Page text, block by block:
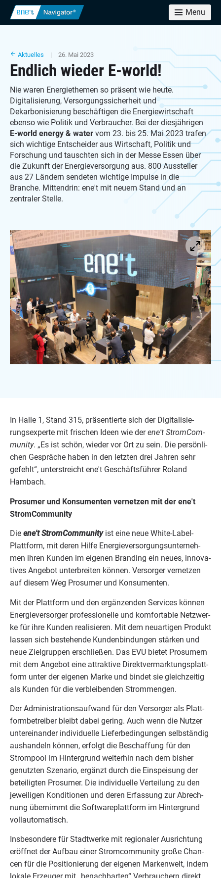
Menu
Aktuelles | 26. Mai 2023
Endlich wieder E-world!
Nie waren Energiethemen so präsent wie heute.
Digitalisierung, Versorgungssicherheit und
Dekarbonisierung beschäftigen die Energiewirtschaft
ebenso wie Politik und Verbraucher. Bei der diesjährigen
E-world energy & water vom 23. bis 25. Mai 2023 trafen
sich wichtige Entscheider aus Wirtschaft, Politik und
Forschung und tauschten sich in der Messe Essen über
die Zukunft der Energieversorgung aus. 800 Aussteller
aus 27 Ländern sendeten wichtige Impulse in die
Branche. Mittendrin: ene't mit neuem Stand und an
zentraler Stelle.
In Hal­le 1 , Stand 315, prä­sen­tier­te sich der Digi­ta­li­sie­
rungs­exper­te mit fri­schen Ideen wie derene't Strom­Com­
mu­ni­ty. „Es ist schön, wie­der vor Ort zu sein. Die per­sön­li­
chen Gesprä­che haben in den letz­ten drei Jah­ren sehr
gefehlt“, unter­streicht ene't Geschäfts­füh­rer Roland
Hambach.
Pro­sumer und Kon­su­men­ten ver­net­zen mit der ene't
StromCommunity
Die ene't Strom­Com­mu­ni­tyist eine neue White-Label-
Platt­form, mit deren Hil­fe Ener­gie­ver­sor­gungs­un­ter­neh­
men ihren Kun­den im eige­nen Bran­ding ein neu­es, inno­va­
ti­ves Ange­bot unter­brei­ten kön­nen. Ver­sor­ger ver­net­zen
auf die­sem Weg Pro­sumer und Konsumenten.
Mit der Platt­form und den ergän­zen­den Ser­vices kön­nen
Ener­gie­ver­sor­ger pro­fes­sio­nel­le und kom­fortable Netz­wer­
ke für ihre Kun­den rea­li­sie­ren. Mit dem neu­ar­ti­gen Pro­dukt
las­sen sich bestehen­de Kun­den­bin­dun­gen stär­ken und
neue Ziel­grup­pen erschlie­ßen. Das EVU bie­tet Pro­sumern
mit dem Ange­bot eine attrak­ti­ve Direkt­ver­mark­tungs­platt­
form unter der eige­nen Mar­ke und bin­det sie gleich­zei­tig
als Kun­den für die ver­blei­ben­den Strommengen.
Der Admi­nis­tra­ti­ons­auf­wand für den Ver­sor­ger als Platt­
form­be­trei­ber bleibt dabei gering. Auch wenn die Nut­zer
unter­ein­an­der indi­vi­du­el­le Lie­fer­be­din­gun­gen selb­stän­dig
aus­han­deln kön­nen, erfolgt die Beschaf­fung für den
Strom­pool im Hin­ter­grund wei­ter­hin nach dem bis­her
genutz­ten Sze­na­rio, ergänzt durch die Ein­spei­sung der
betei­lig­ten Pro­sumer. Die indi­vi­du­el­le Ver­tei­lung zu den
jewei­li­gen Kon­di­tio­nen und deren Erfas­sung zur Abrech­
nung über­nimmt die Soft­ware­platt­form im Hin­ter­grund
vollautomatisch.
Ins­be­son­de­re für Stadt­wer­ke mit regio­na­ler Aus­rich­tung
eröff­net der Auf­bau einer Strom­com­mu­ni­ty gro­ße Chan­
cen für die Posi­tio­nie­rung der eige­nen Mar­ken­welt, indem